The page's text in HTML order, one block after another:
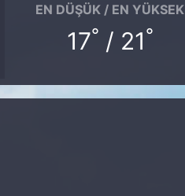
EN DÜŞÜK / EN YÜKSEK
17° / 21°